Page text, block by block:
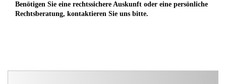
Benötigen Sie eine rechtssichere Auskunft oder eine persönliche
Rechtsberatung, kontaktieren Sie uns bitte.